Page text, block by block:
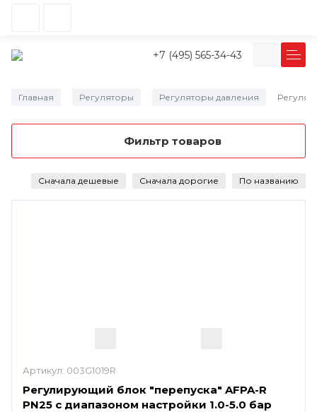
+7 (495) 565-34-43
Главная Регуляторы Регуляторы давления
Фильтр товаров
Артикул: 003G1019R
Регулирующий блок "перепуска" AFPA-R
PN25 с диапазоном настройки 1.0-5.0 бар